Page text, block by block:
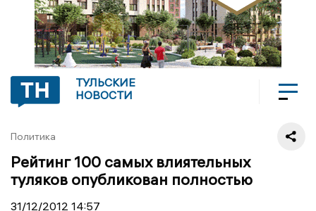
ТУЛЬСКИЕ
НОВОСТИ
Политика
Рейтинг 100 самых влиятельных
туляков опубликован полностью
31/12/2012 14:57